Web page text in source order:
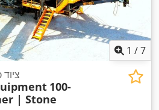
1 /7
100-
| Stone